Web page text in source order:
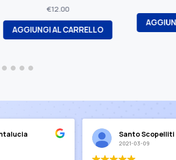
AGGIUNGI AL CARRELLO
Santo Scopelliti
2021-03-09